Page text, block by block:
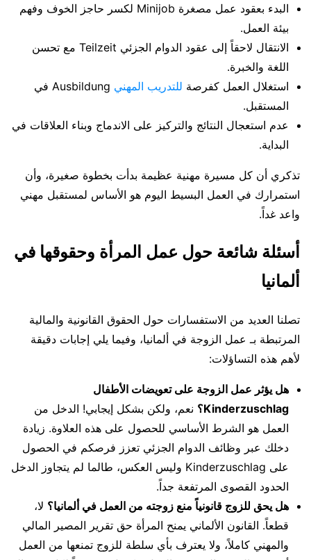
البدء بعقود عمل مصغرة Minijob لكسر حاجز الخوف وفهم
بيئة العمل.
الانتقال لاحقاً إلى عقود الدوام الجزئي Teilzeit مع تحسن
اللغة والخبرة.
استغلال العمل كفرصة للتدريب المهني
Ausbildung في
المستقبل.
عدم استعجال النتائج والتركيز على الاندماج وبناء العلاقات في
البداية.
تذكري أن كل مسيرة مهنية عظيمة بدأت بخطوة صغيرة، وأن
استمرارك في العمل البسيط اليوم هو الأساس لمستقبل مهني
واعد غداً.
أسئلة شائعة حول عمل المرأة وحقوقها في
ألمانيا
تصلنا العديد من الاستفسارات حول الحقوق القانونية والمالية
المرتبطة بـ عمل الزوجة في ألمانيا، وفيما يلي إجابات دقيقة
لأهم هذه التساؤلات:
هل يؤثر عمل الزوجة على تعويضات الأطفال
Kinderzuschlag؟
نعم، ولكن بشكل إيجابي! الدخل من
العمل هو الشرط الأساسي للحصول على هذه العلاوة. زيادة
دخلك عبر وظائف الدوام الجزئي تعزز فرصكم في الحصول
على Kinderzuschlag وليس العكس، طالما لم يتجاوز الدخل
الحدود القصوى المرتفعة جداً.
هل يحق للزوج قانونياً منع زوجته من العمل في ألمانيا؟ لا،
قطعاً. القانون الألماني يمنح المرأة حق تقرير المصير المالي
والمهني كاملاً، ولا يعترف بأي سلطة للزوج تمنعها من العمل